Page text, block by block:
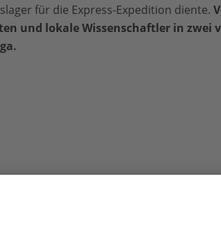
für die Express-Expedition diente.
und lokale Wissenschaftler in zwei
was man kennt